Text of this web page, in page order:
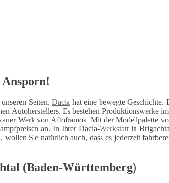
Seiten.Dacia hat eine bewegte Geschichte.
Autoherstellers. Es bestehen
Werk von Aftoframos. Mit der Modellpalette
an. In Ihrer Dacia-Werkstattin
Sie natürlich auch, dass es jederzeit
(Baden-Württemberg)